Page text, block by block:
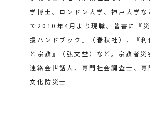
学博士。ロンドン大学、神戸大学な
て2010年4月より現職。著書に『
援ハンドブック』（春秋社）、『利
と宗教』（弘文堂）など。宗教者災
連絡会世話人、専門社会調査士、専
文化防災士